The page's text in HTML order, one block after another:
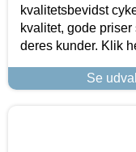
kvalitetsbevidst
kvalitet, gode
deres kunder. Klik
Se